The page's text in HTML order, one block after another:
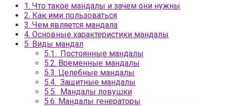
1. Что такое мандалы и зачем они нужны
2. Как ими пользоваться
3. Чем является мандала
4. Основные характеристики мандалы
5. Виды мандал
5.1. Постоянные мандалы
5.2. Временные мандалы
5.3. Целебные мандалы
5.4. Защитные мандалы
5.5. Мандалы ловушки
5.6. Мандалы генераторы